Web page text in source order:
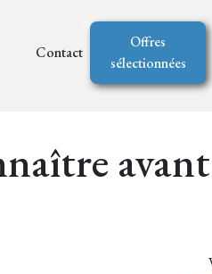
Contact
Offres
sélectionnées